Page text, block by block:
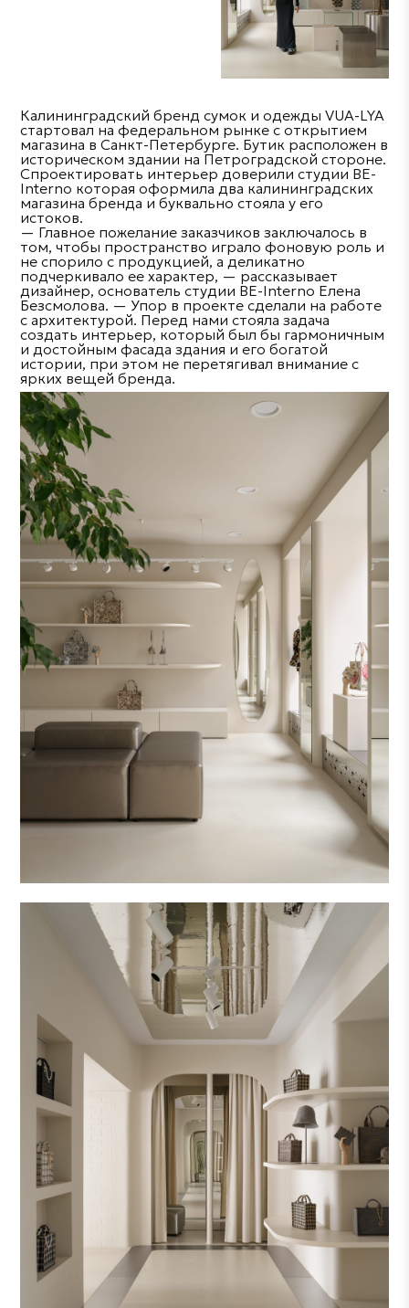
Калининградский бренд сумок и одежды VUA-LYA
стартовал на федеральном рынке с открытием
магазина в Санкт-Петербурге. Бутик расположен в
историческом здании на Петроградской стороне.
Спроектировать интерьер доверили студии BE-
Interno которая оформила два калининградских
магазина бренда и буквально стояла у его
истоков.
— Главное пожелание заказчиков заключалось в
том, чтобы пространство играло фоновую роль и
не спорило с продукцией, а деликатно
подчеркивало ее характер, — рассказывает
дизайнер, основатель студии BE-Interno Елена
Безсмолова. — Упор в проекте сделали на работе
с архитектурой. Перед нами стояла задача
создать интерьер, который был бы гармоничным
и достойным фасада здания и его богатой
истории, при этом не перетягивал внимание с
ярких вещей бренда.